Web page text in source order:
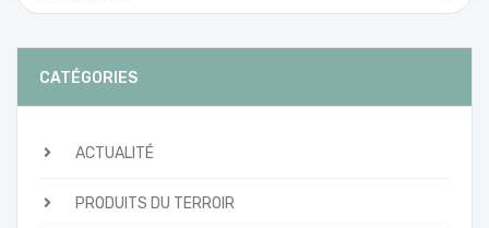
CATÉGORIES
ACTUALITÉ
PRODUITS DU TERROIR